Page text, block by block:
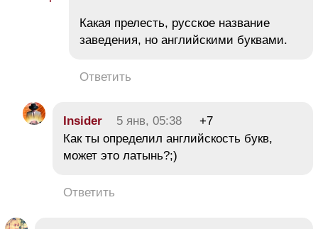
Какая прелесть, русское название
заведения, но английскими буквами.
Ответить
Insider 5 янв, 05:38
+7
Как ты определил английскость букв,
может это латынь?;)
Ответить